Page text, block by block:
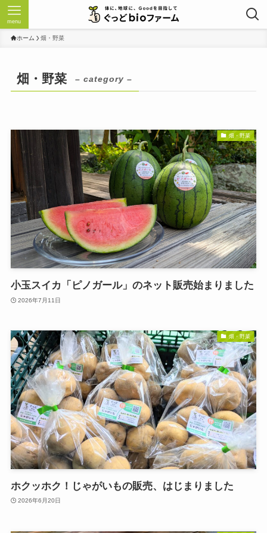
menu
ホーム 畑・野菜
畑・野菜 – category –
畑・野菜
小玉スイカ「ピノガール」のネット販売始まりました
2026年7月11日
畑・野菜
ホクッホク！じゃがいもの販売、はじまりました
2026年6月20日